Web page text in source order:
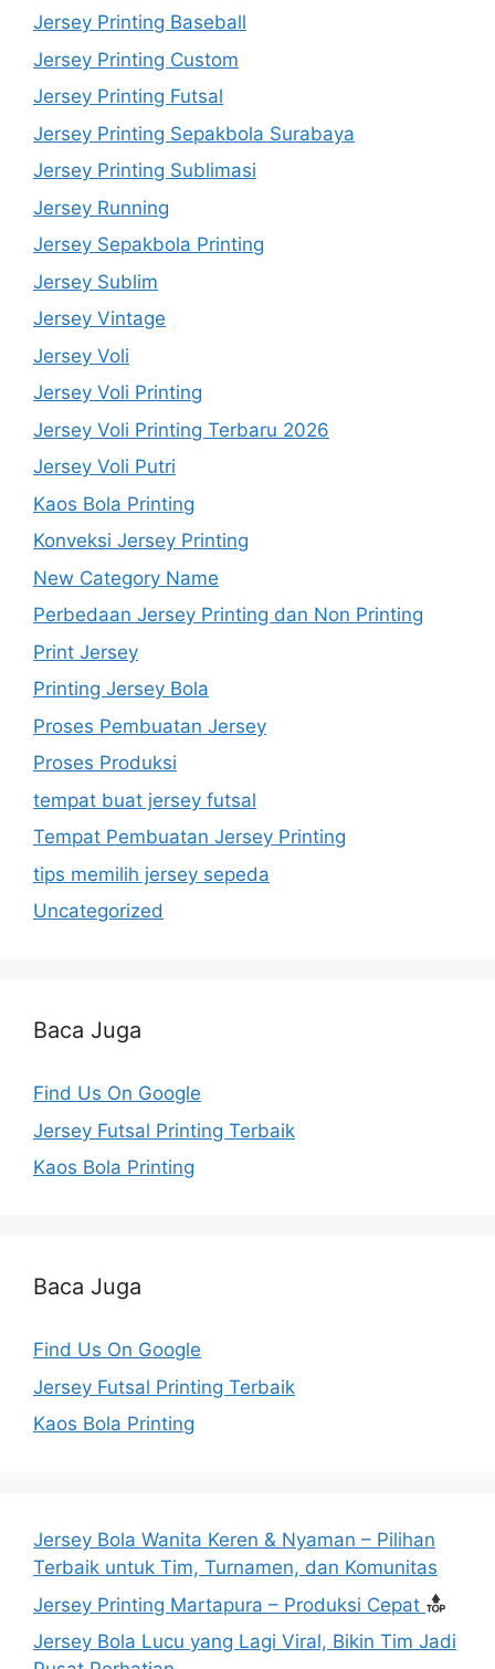
Jersey Printing Baseball
Jersey Printing Custom
Jersey Printing Futsal
Jersey Printing Sepakbola Surabaya
Jersey Printing Sublimasi
Jersey Running
Jersey Sepakbola Printing
Jersey Sublim
Jersey Vintage
Jersey Voli
Jersey Voli Printing
Jersey Voli Printing Terbaru 2026
Jersey Voli Putri
Kaos Bola Printing
Konveksi Jersey Printing
New Category Name
Perbedaan Jersey Printing dan Non Printing
Print Jersey
Printing Jersey Bola
Proses Pembuatan Jersey
Proses Produksi
tempat buat jersey futsal
Tempat Pembuatan Jersey Printing
tips memilih jersey sepeda
Uncategorized
Baca Juga
Find Us On Google
Jersey Futsal Printing Terbaik
Kaos Bola Printing
Baca Juga
Find Us On Google
Jersey Futsal Printing Terbaik
Kaos Bola Printing
Jersey Bola Wanita Keren & Nyaman – Pilihan
Terbaik untuk Tim, Turnamen, dan Komunitas
Jersey Printing Martapura – Produksi Cepat
Jersey Bola Lucu yang Lagi Viral, Bikin Tim Jadi